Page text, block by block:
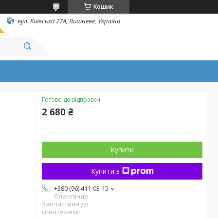
Кошик
вул. Київська 27А, Вишневе, Україна
Готово до відправки
2 680 ₴
Купити
Купити з
+380 (96) 411-03-15
Олександр
Запчастини до
спецтехніки